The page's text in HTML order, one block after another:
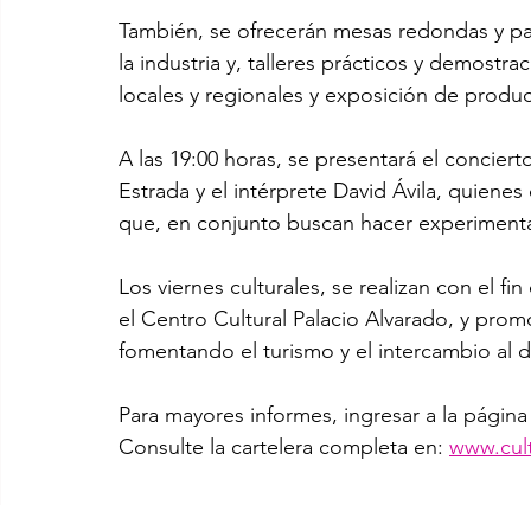
También, se ofrecerán mesas redondas y
la industria y, talleres prácticos y
locales y regionales y exposición de
A las 19:00 horas, se presentará el
Estrada y el intérprete David Ávila,
que, en conjunto buscan hacer
Los viernes culturales, se realizan con el
el Centro Cultural Palacio Alvarado, y
fomentando el turismo y el intercambio al
Para mayores informes, ingresar a la
Consulte la cartelera completa en: